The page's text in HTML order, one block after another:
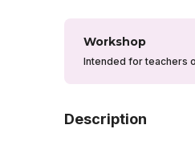
Workshop
Intended for teachers
Description